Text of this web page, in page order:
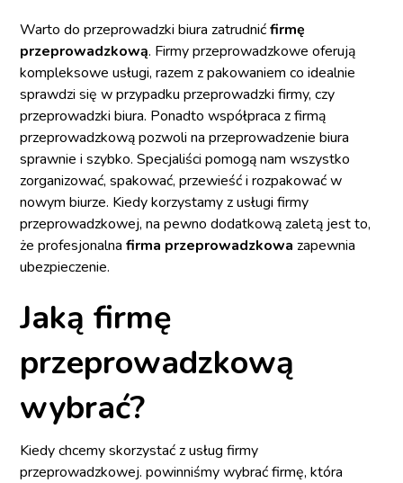
Warto do przeprowadzki biura zatrudnićfirmę
przeprowadzkową. Firmy przeprowadzkowe oferują
kompleksowe usługi, razem z pakowaniem co idealnie
sprawdzi się w przypadku przeprowadzki firmy, czy
przeprowadzki biura. Ponadto współpraca z firmą
przeprowadzkową pozwoli na przeprowadzenie biura
sprawnie i szybko. Specjaliści pomogą nam wszystko
zorganizować, spakować, przewieść i rozpakować w
nowym biurze. Kiedy korzystamy z usługi firmy
przeprowadzkowej, na pewno dodatkową zaletą jest to,
że profesjonalnafirma przeprowadzkowa zapewnia
ubezpieczenie.
Jaką firmę
przeprowadzkową
wybrać?
Kiedy chcemy skorzystać z usług firmy
przeprowadzkowej. powinniśmy wybrać firmę, która